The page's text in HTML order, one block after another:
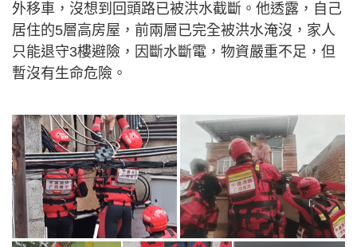
外移車，沒想到回頭路已被洪水截斷。他透露，自己
居住的5層高房屋，前兩層已完全被洪水淹沒，家人
只能退守3樓避險，因斷水斷電，物資嚴重不足，但
暫沒有生命危險。